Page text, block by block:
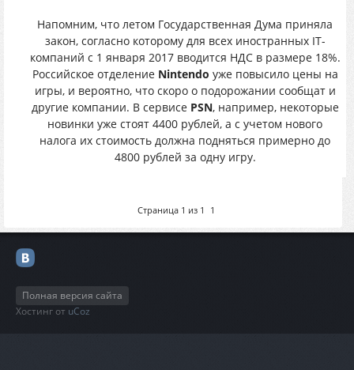
Напомним, что летом Государственная Дума приняла
закон, согласно которому для всех иностранных IT-
компаний с 1 января 2017 вводится НДС в размере 18%.
Российское отделение Nintendo уже повысило цены на
игры, и вероятно, что скоро о подорожании сообщат и
другие компании. В сервисе PSN, например, некоторые
новинки уже стоят 4400 рублей, а с учетом нового
налога их стоимость должна подняться примерно до
4800 рублей за одну игру.
Страница 1 из 1 1
Полная версия сайта
Хостинг от uCoz